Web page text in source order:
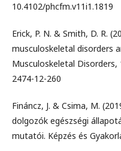
10.4102/phcfm.v11i1.1819
Erick, P. N. & Smith, D. R.
musculoskeletal disorders
Musculoskeletal Disorders,
2474-12-260
Fináncz, J. & Csima, M.
dolgozók egészségi
mutatói. Képzés és